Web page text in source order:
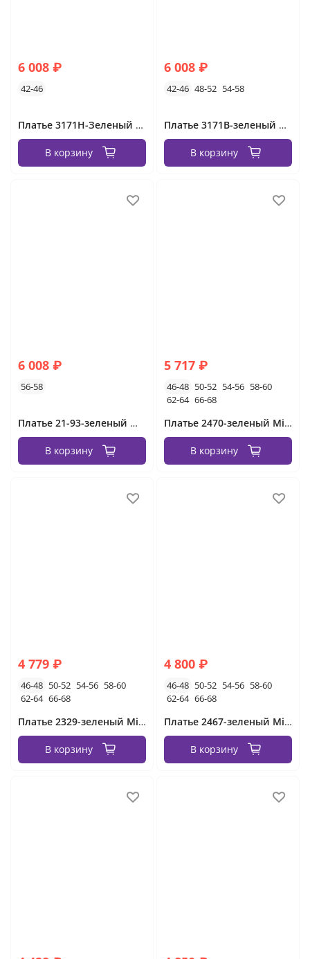
6 008 ₽
42-46
Платье 3171Н-Зеленый Minova
В корзину
6 008 ₽
42-46 48-52 54-58
Платье 3171B-зеленый Minova
В корзину
6 008 ₽
56-58
Платье 21-93-зеленый Minova
В корзину
5 717 ₽
46-48 50-52 54-56 58-60
62-64 66-68
Платье 2470-зеленый Minova
В корзину
4 779 ₽
46-48 50-52 54-56 58-60
62-64 66-68
Платье 2329-зеленый Minova
В корзину
4 800 ₽
46-48 50-52 54-56 58-60
62-64 66-68
Платье 2467-зеленый Minova
В корзину